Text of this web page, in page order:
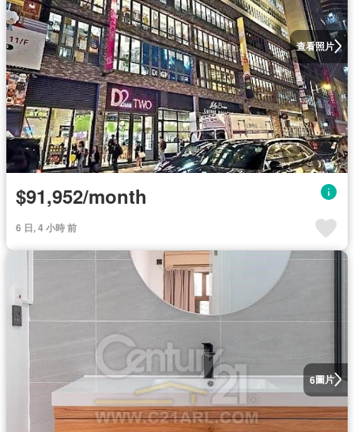
查看照片
$91,952/month
6 日, 4 小時 前
6圖片